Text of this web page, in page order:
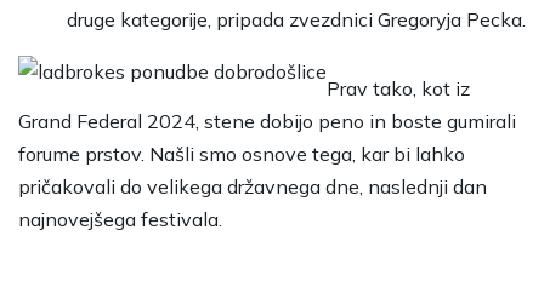
druge kategorije, pripada zvezdnici Gregoryja Pecka.
Prav tako, kot iz
Grand Federal 2024, stene dobijo peno in boste gumirali
forume prstov. Našli smo osnove tega, kar bi lahko
pričakovali do velikega državnega dne, naslednji dan
najnovejšega festivala.